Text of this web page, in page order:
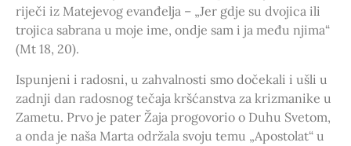
riječi iz Matejevog evanđelja – „Jer gdje su dvojica ili
trojica sabrana u moje ime, ondje sam i ja među njima“
(Mt 18, 20).
Ispunjeni i radosni, u zahvalnosti smo dočekali i ušli u
zadnji dan radosnog tečaja kršćanstva za krizmanike u
Zametu. Prvo je pater Žaja progovorio o Duhu Svetom,
a onda je naša Marta održala svoju temu „Apostolat“ u